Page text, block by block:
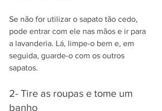
Se não for utilizar o sapato tão cedo,
pode entrar com ele nas mãos e ir para
a lavanderia. Lá, limpe-o bem e, em
seguida, guarde-o com os outros
sapatos.
2- Tire as roupas e tome um
banho